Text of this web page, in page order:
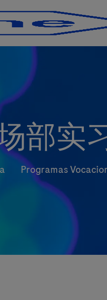
部实
Categoria
Programas